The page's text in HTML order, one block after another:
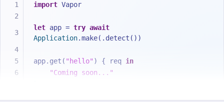
import Vapor
let app = try await
Application.make(.detect())
app.get( "hello" ) { req in
"Coming soon..."